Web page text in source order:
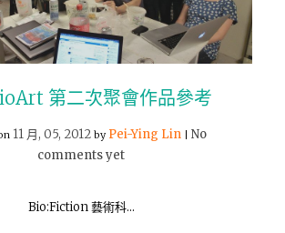
第二次聚會作品參考
11 月, 05, 2012 by Pei-Ying Lin
No
comments yet
Bio:Fiction 藝術科…